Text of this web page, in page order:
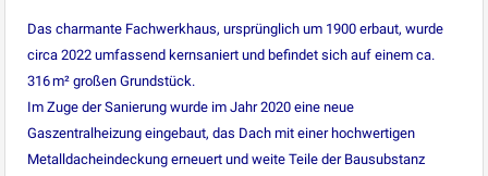
Das charmante Fachwerkhaus, ursprünglich um 1900 erbaut, wurde
circa 2022 umfassend kernsaniert und befindet sich auf einem ca.
316 m² großen Grundstück.
Im Zuge der Sanierung wurde im Jahr 2020 eine neue
Gaszentralheizung eingebaut, das Dach mit einer hochwertigen
Metalldacheindeckung erneuert und weite Teile der Bausubstanz